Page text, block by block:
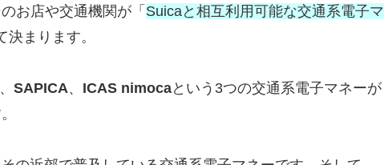
お店や交通機関が「 Suicaと相互利用可能な交通系電子マ
決まります。
、 SAPICA、 ICAS nimocaという3つの交通系電子マネーが